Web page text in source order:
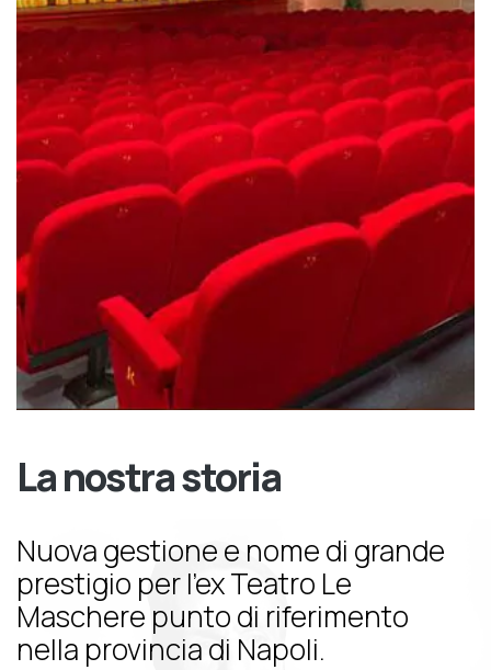
La nostra storia
Nuova gestione e nome di grande
prestigio per l’ex Teatro Le
Maschere punto di riferimento
nella provincia di Napoli.